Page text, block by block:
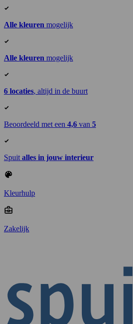
Alle kleuren mogelijk
Alle kleuren mogelijk
6 locaties, altijd in de buurt
Beoordeeld met een 4,6 van 5
Spuit alles in jouw interieur
Kleurhulp
Zakelijk